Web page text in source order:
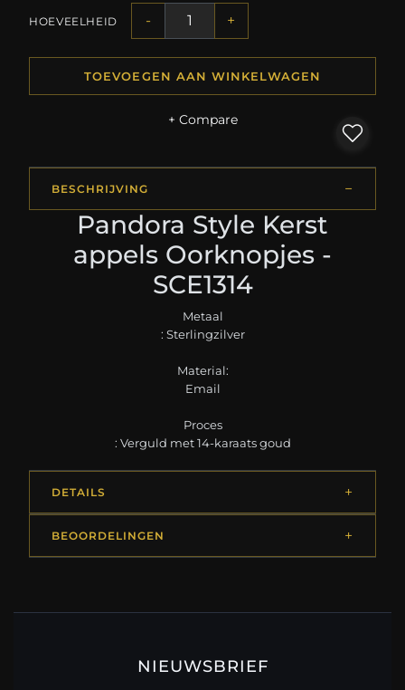
HOEVEELHEID - +
TOEVOEGEN AAN WINKELWAGEN
+ Compare
BESCHRIJVING
Pandora Style Kerst
appels Oorknopjes -
SCE1314
Metaal
: Sterlingzilver
Material:
Email
Proces
: Verguld met 14-karaats goud
DETAILS
BEOORDELINGEN
NIEUWSBRIEF